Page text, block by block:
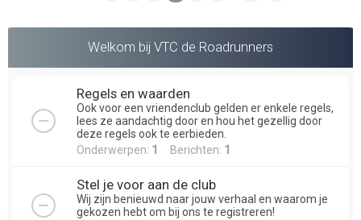
Welkom bij VTC de Roadrunners
Regels en waarden
Ook voor een vriendenclub gelden er enkele regels,
lees ze aandachtig door en hou het gezellig door
deze regels ook te eerbieden.
Onderwerpen: 1 Berichten: 1
Stel je voor aan de club
Wij zijn benieuwd naar jouw verhaal en waarom je
gekozen hebt om bij ons te registreren!